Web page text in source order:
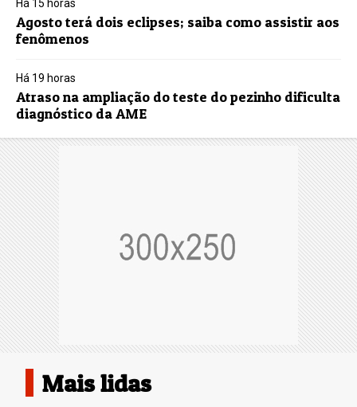
Há 15 horas
Agosto terá dois eclipses; saiba como assistir aos
fenômenos
Há 19 horas
Atraso na ampliação do teste do pezinho dificulta
diagnóstico da AME
Mais lidas